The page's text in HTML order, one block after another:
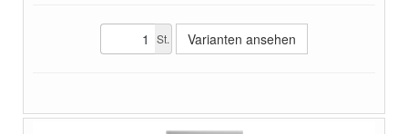
St. Varianten ansehen